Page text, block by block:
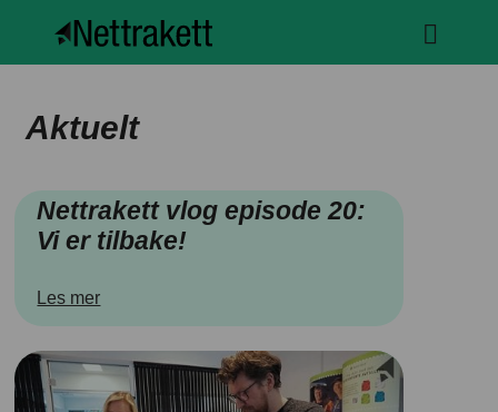
Aktuelt
Nettrakett vlog episode 20:
Vi er tilbake!
Les mer